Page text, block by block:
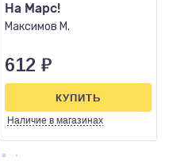
На Марс!
Максимов М.
612 ₽
Наличие в магазинах
КУПИТЬ